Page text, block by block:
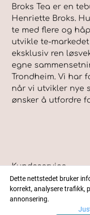
Broks Tea er en
Henriette Broks.
te med flere og
utvikle te-
eksklusiv ren
egne
Trondheim. Vi har
når vi utvikler nye
ønsker å utfordre
Broks Tea Co AS
Kirkegata 41A
7043 Trondheim
Kundeservice
Blogg
Om oss
Nyhetsbrev
Registrer deg for å
Dette nettstedet bruker
korrekt, analysere trafikk,
annonsering.